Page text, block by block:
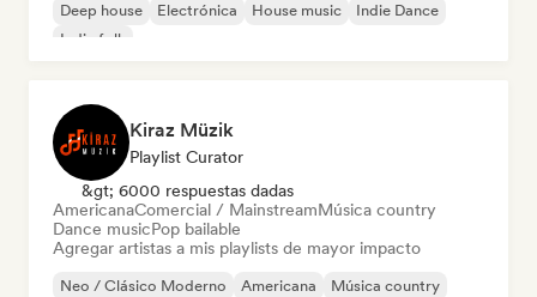
Deep house
Electrónica House music
Indie Dance
Indie folk
Kiraz Müzik
Playlist Curator
&gt; 6000 respuestas dadas
AmericanaComercial / MainstreamMúsica country
Dance musicPop bailable
Agregar artistas a mis playlists de mayor impacto
Neo / Clásico Moderno Americana
Música country